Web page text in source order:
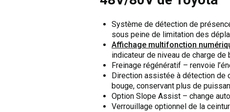
Système de détection de
sous peine de limitation des
Affichage multifonction
indicateur de niveau de charge
Freinage régénératif – renvoie
Direction assistée à détection de
bouge, conservant plus de
Option Slope Assist – change
Verrouillage optionnel de la